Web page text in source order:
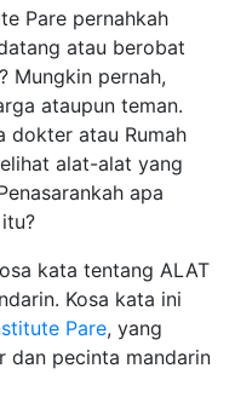
Pare pernahkah
atau berobat
Mungkin pernah,
ataupun teman.
dokter atau Rumah
alat-alat yang
apa
kata tentang ALAT
Kosa kata ini
Pare, yang
dan pecinta mandarin